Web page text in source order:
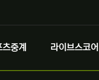
중계 라이브스코어